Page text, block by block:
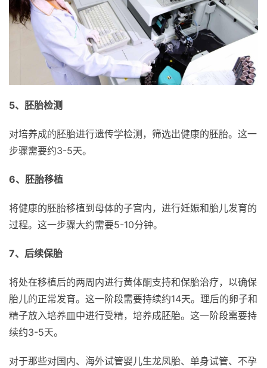
5、胚胎检测
对培养成的胚胎进行遗传学检测，筛选出健康的胚胎。这一
步骤需要约3-5天。
6、胚胎移植
将健康的胚胎移植到母体的子宫内，进行妊娠和胎儿发育的
过程。这一步骤大约需要5-10分钟。
7、后续保胎
将处在移植后的两周内进行黄体酮支持和保胎治疗，以确保
胎儿的正常发育。这一阶段需要持续约14天。理后的卵子和
精子放入培养皿中进行受精，培养成胚胎。这一阶段需要持
续约3-5天。
对于那些对国内、海外试管婴儿生龙凤胎、单身试管、不孕